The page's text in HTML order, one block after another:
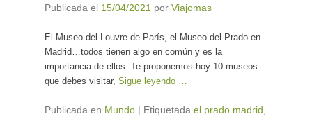
Publicada el 15/04/2021 por Viajomas
El Museo del Louvre de París, el Museo del Prado en
Madrid…todos tienen algo en común y es la
importancia de ellos. Te proponemos hoy 10 museos
que debes visitar, Sigue leyendo …
Publicada en Mundo | Etiquetada el prado madrid